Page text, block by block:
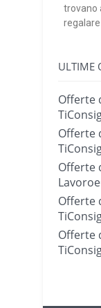
trovano
regalare
ULTIME
Offerte
Offerte
Offerte
Offerte
Offerte